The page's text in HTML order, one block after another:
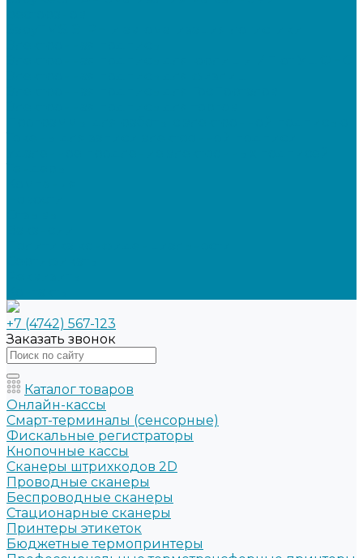
+7 (4742) 567-123
Заказать звонок
Каталог товаров
Онлайн-кассы
Смарт-терминалы (сенсорные)
Фискальные регистраторы
Кнопочные кассы
Сканеры штрихкодов 2D
Проводные сканеры
Беспроводные сканеры
Стационарные сканеры
Принтеры этикеток
Бюджетные термопринтеры